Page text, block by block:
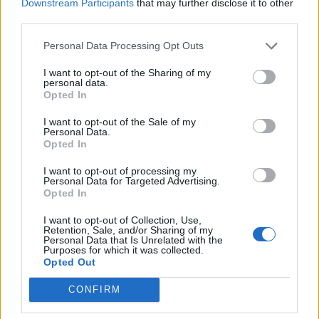
Downstream Participants that may further disclose it to other
Personal Data Processing Opt Outs
I want to opt-out of the Sharing of my
personal data.
Opted In
I want to opt-out of the Sale of my
Personal Data.
Opted In
I want to opt-out of processing my
Personal Data for Targeted Advertising.
Opted In
I want to opt-out of Collection, Use,
Retention, Sale, and/or Sharing of my
Personal Data that Is Unrelated with the
Purposes for which it was collected.
Opted Out
CONFIRM
Facebook
Twitter
Tags:ΓΕΝΙΚΟΣ ΓΙΑΤΡΟΣ
ΓΙΑΤΡΟΣ
ΟΙΚΟΓΕΝΕΙΑΚΟΣ ΓΙΑΤΡΟΣ,ΠΡΩΤΟΒΑΘΜΙΑ
ΠΕΡΙΘΑΛΨΗ ΥΓΕΙΑΣ
ΚΑΤΗΓΟΡΙΕΣ
ΥΓΕΙΑ
ΠΑΙΔΙ